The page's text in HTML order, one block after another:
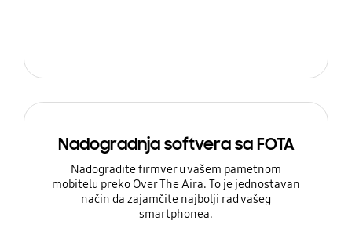
Nadogradnja softvera sa FOTA
Nadogradite firmver u vašem pametnom
mobitelu preko Over The Aira. To je jednostavan
način da zajamčite najbolji rad vašeg
smartphonea.